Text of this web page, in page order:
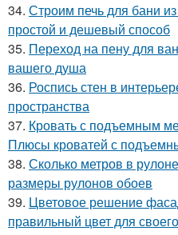
34. Строим печь для бани
простой и дешевый способ
35. Переход на пену для
вашего душа
36. Роспись стен в
пространства
37. Кровать с подъемным
Плюсы кроватей с
38. Сколько метров в
размеры рулонов обоев
39. Цветовое решение
правильный цвет для